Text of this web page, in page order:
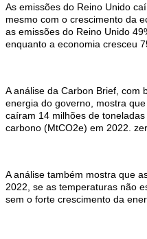
As emissões do Reino Unido
mesmo com o crescimento da
as emissões do Reino Unido
enquanto a economia cresceu
A análise da Carbon Brief, com
energia do governo, mostra
caíram 14 milhões de
carbono (MtCO2e) em 2022.
A análise também mostra que
2022, se as temperaturas não
sem o forte crescimento da